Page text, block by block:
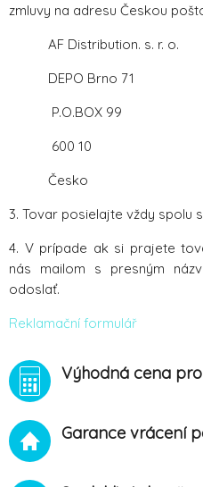
zmluvy na adresu Českou
AF Distribution. s. r. o.
DEPO Brno 71
P.O.BOX 99
600 10
Česko
3. Tovar posielajte vždy spolu
4. V prípade ak si prajete
nás mailom s presným
odoslať.
Reklamační formulář
Výhodná cena
Garance vrácení